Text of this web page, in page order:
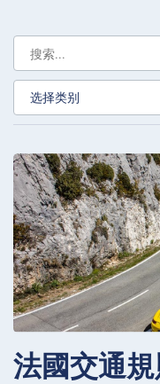
法國交通